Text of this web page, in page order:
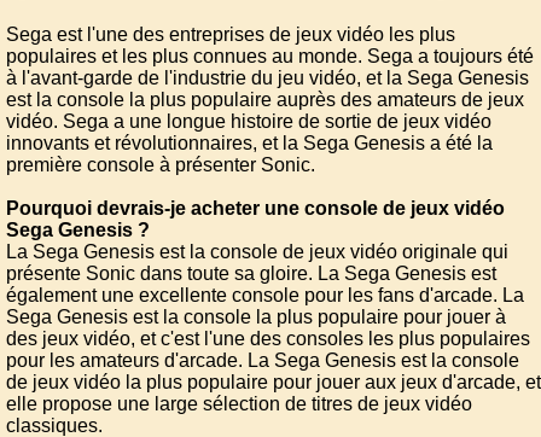
Sega est l'une des entreprises de jeux vidéo les plus
populaires et les plus connues au monde. Sega a toujours été
à l'avant-garde de l'industrie du jeu vidéo, et la Sega Genesis
est la console la plus populaire auprès des amateurs de jeux
vidéo. Sega a une longue histoire de sortie de jeux vidéo
innovants et révolutionnaires, et la Sega Genesis a été la
première console à présenter Sonic.
Pourquoi devrais-je acheter une console de jeux vidéo
Sega Genesis ?
La Sega Genesis est la console de jeux vidéo originale qui
présente Sonic dans toute sa gloire. La Sega Genesis est
également une excellente console pour les fans d'arcade. La
Sega Genesis est la console la plus populaire pour jouer à
des jeux vidéo, et c'est l'une des consoles les plus populaires
pour les amateurs d'arcade. La Sega Genesis est la console
de jeux vidéo la plus populaire pour jouer aux jeux d'arcade, et
elle propose une large sélection de titres de jeux vidéo
classiques.